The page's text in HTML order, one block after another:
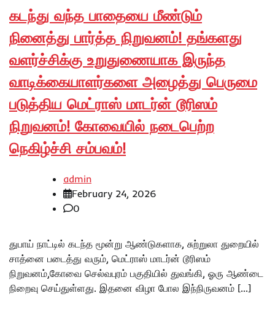
கடந்து வந்த பாதையை மீண்டும்
நினைத்து பார்த்த நிறுவனம்! தங்களது
வளர்ச்சிக்கு உறுதுணையாக இருந்த
வாடிக்கையாளர்களை அழைத்து பெருமை
படுத்திய மெட்ராஸ் மாடர்ன் டூரிஸம்
நிறுவனம்! கோவையில் நடைபெற்ற
நெகிழ்ச்சி சம்பவம்!
admin
February 24, 2026
0
துபாய் நாட்டில் கடந்த மூன்று ஆண்டுகளாக, சுற்றுலா துறையில்
சாத்னை படைத்து வரும், மெட்ராஸ் மாடர்ன் டூரிஸம்
நிறுவனம்,கோவை செல்வபுரம் பகுதியில் துவங்கி, ஓரு ஆண்டை
நிறைவு செய்துள்ளது. இதனை விழா போல இந்நிருவனம் […]